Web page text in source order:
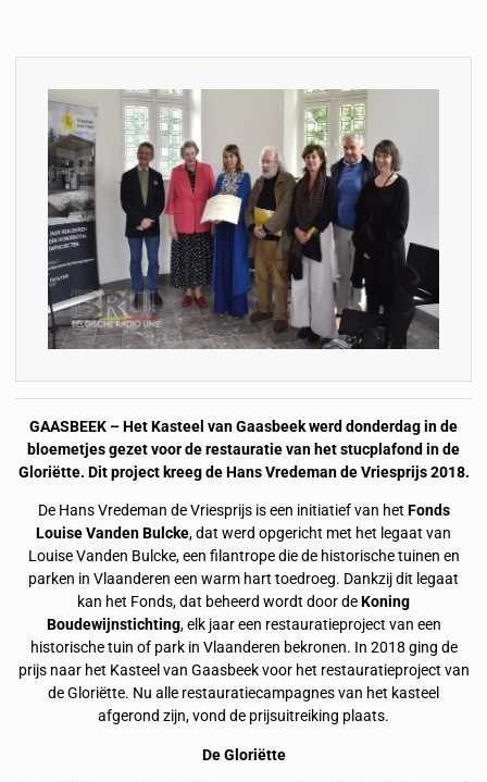
GAASBEEK – Het Kasteel van Gaasbeek werd donderdag in de
bloemetjes gezet voor de restauratie van het stucplafond in de
Gloriëtte. Dit project kreeg de Hans Vredeman de Vriesprijs 2018.
De Hans Vredeman de Vriesprijs is een initiatief van het Fonds
Louise Vanden Bulcke, dat werd opgericht met het legaat van
Louise Vanden Bulcke, een filantrope die de historische tuinen en
parken in Vlaanderen een warm hart toedroeg. Dankzij dit legaat
kan het Fonds, dat beheerd wordt door deKoning
Boudewijnstichting, elk jaar een restauratieproject van een
historische tuin of park in Vlaanderen bekronen. In 2018 ging de
prijs naar het Kasteel van Gaasbeek voor het restauratieproject van
de Gloriëtte. Nu alle restauratiecampagnes van het kasteel
afgerond zijn, vond de prijsuitreiking plaats.
De Gloriëtte